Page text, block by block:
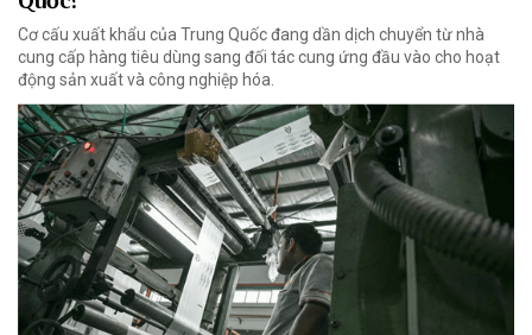
Cơ cấu xuất khẩu của Trung Quốc đang dần dịch chuyển từ nhà
cung cấp hàng tiêu dùng sang đối tác cung ứng đầu vào cho hoạt
động sản xuất và công nghiệp hóa.